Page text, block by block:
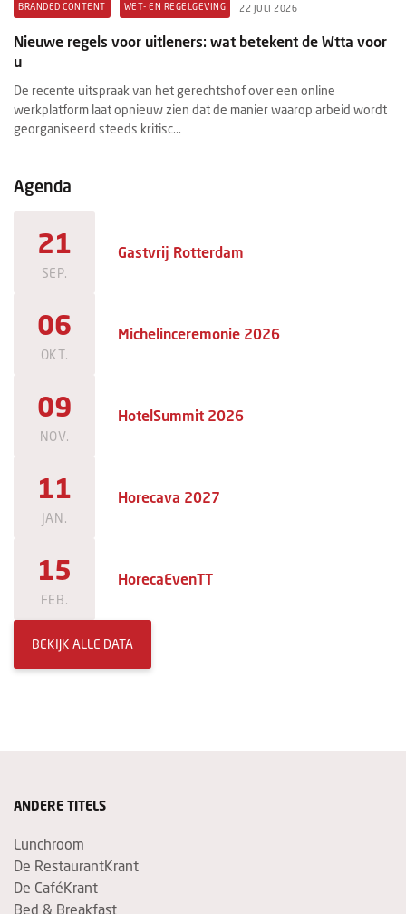
BRANDED CONTENT WET- EN REGELGEVING 22 JULI 2026
Nieuwe regels voor uitleners: wat betekent de Wtta voor
u
De recente uitspraak van het gerechtshof over een online
werkplatform laat opnieuw zien dat de manier waarop arbeid wordt
georganiseerd steeds kritisc...
Agenda
21
SEP.
Gastvrij Rotterdam
06
OKT.
Michelinceremonie 2026
09
NOV.
HotelSummit 2026
11
JAN.
Horecava 2027
15
FEB.
HorecaEvenTT
BEKIJK ALLE DATA
ANDERE TITELS
Lunchroom
De RestaurantKrant
De CaféKrant
Bed & Breakfast